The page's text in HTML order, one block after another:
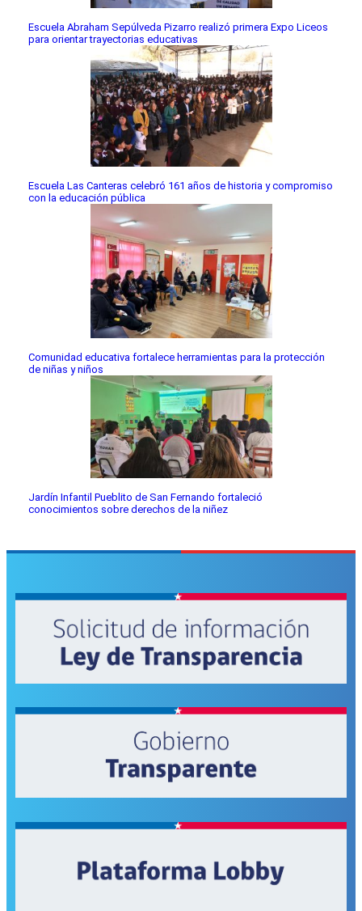
Escuela Abraham Sepúlveda Pizarro realizó primera Expo Liceos
para orientar trayectorias educativas
Escuela Las Canteras celebró 161 años de historia y compromiso
con la educación pública
Comunidad educativa fortalece herramientas para la protección
de niñas y niños
Jardín Infantil Pueblito de San Fernando fortaleció
conocimientos sobre derechos de la niñez